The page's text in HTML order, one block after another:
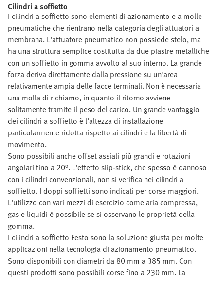
Cilindri a soffietto
I cilindri a soffietto sono elementi di azionamento e a molle
pneumatiche che rientrano nella categoria degli attuatori a
membrana. L'attuatore pneumatico non possiede stelo, ma
ha una struttura semplice costituita da due piastre metalliche
con un soffietto in gomma avvolto al suo interno. La grande
forza deriva direttamente dalla pressione su un'area
relativamente ampia delle facce terminali. Non è necessaria
una molla di richiamo, in quanto il ritorno avviene
solitamente tramite il peso del carico. Un grande vantaggio
dei cilindri a soffietto è l'altezza di installazione
particolarmente ridotta rispetto ai cilindri e la libertà di
movimento.
Sono possibili anche offset assiali più grandi e rotazioni
angolari fino a 20°. L'effetto slip-stick, che spesso è dannoso
con i cilindri convenzionali, non si verifica nei cilindri a
soffietto. I doppi soffietti sono indicati per corse maggiori.
L'utilizzo con vari mezzi di esercizio come aria compressa,
gas e liquidi è possibile se si osservano le proprietà della
gomma.
I cilindri a soffietto Festo sono la soluzione giusta per molte
applicazioni nella tecnologia di azionamento pneumatico.
Sono disponibili con diametri da 80 mm a 385 mm. Con
questi prodotti sono possibili corse fino a 230 mm. La